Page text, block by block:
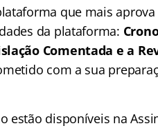
que mais
da plataforma:
Comentada e a
com a sua
estão disponíveis na